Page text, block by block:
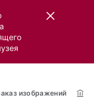
изображений